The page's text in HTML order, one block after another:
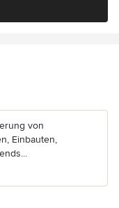
Sternen
von
Einbauten,